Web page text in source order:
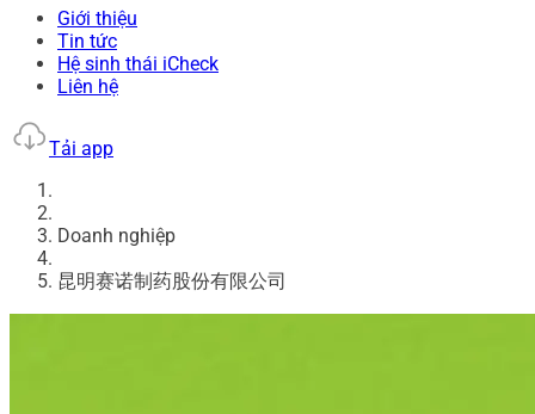
Giới thiệu
Tin tức
Hệ sinh thái iCheck
Liên hệ
Tải app
Doanh nghiệp
昆明赛诺制药股份有限公司